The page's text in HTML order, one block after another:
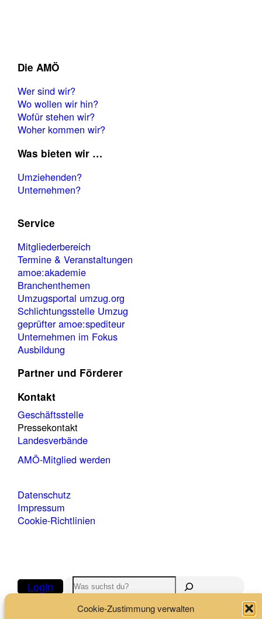
Cookie-Zustimmung verwalten
Die AMÖ
Wer sind wir?
Wo wollen wir hin?
Wofür stehen wir?
Woher kommen wir?
Was bieten wir …
Umziehenden?
Unternehmen?
Service
Mitgliederbereich
Termine & Veranstaltungen
amoe:akademie
Branchenthemen
Umzugsportal umzug.org
Schlichtungsstelle Umzug
geprüfter amoe:spediteur
Unternehmen im Fokus
Ausbildung
Partner und Förderer
Kontakt
Geschäftsstelle
Pressekontakt
Landesverbände
AMÖ-Mitglied werden
Datenschutz
Impressum
Cookie-Richtlinien
Login Suchen
Folge uns